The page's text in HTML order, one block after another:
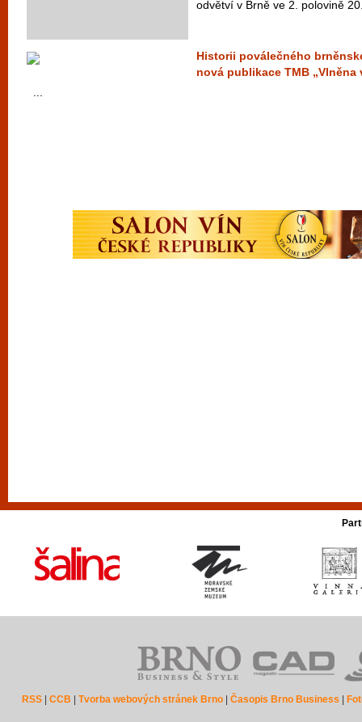
odvětví v Brně ve 2. polovině
Historii poválečného
nová publikace TMB „Vlněna
RSS |CCB |Tvorba webových stránek Brno |Časopis Brno Business